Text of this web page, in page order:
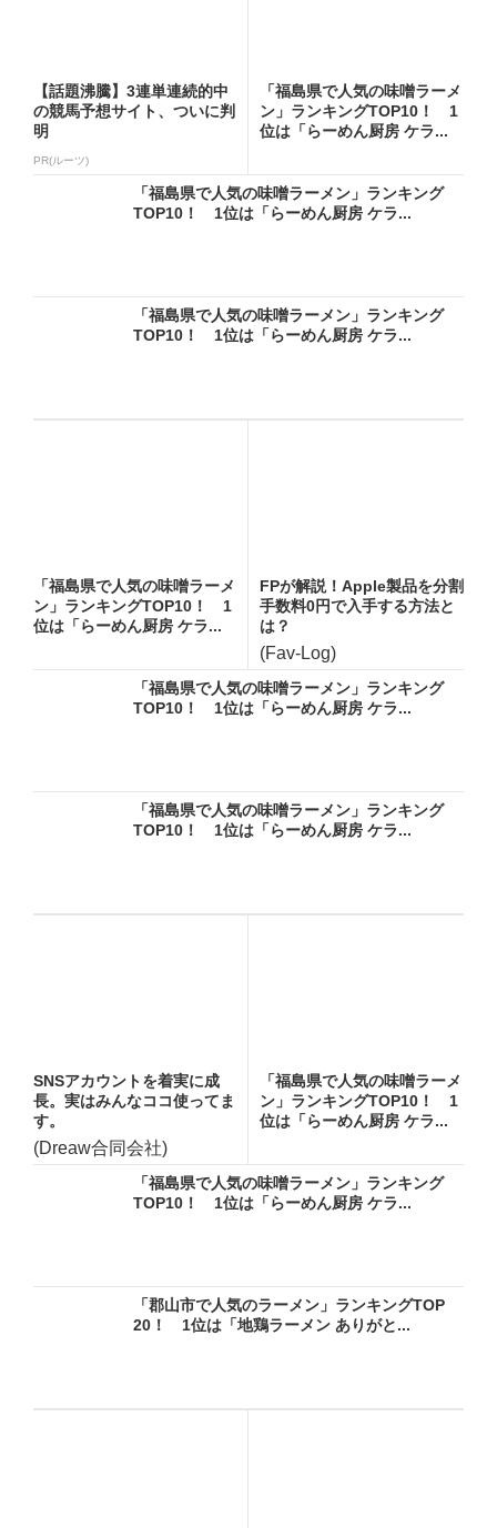
【話題沸騰】3連単連続的中
の競馬予想サイト、ついに判
明
PR(ルーツ)
「福島県で人気の味噌ラーメ
ン」ランキングTOP10！ 1
位は「らーめん厨房 ケラ...
「福島県で人気の味噌ラーメン」ランキング
TOP10！ 1位は「らーめん厨房 ケラ...
「福島県で人気の味噌ラーメン」ランキング
TOP10！ 1位は「らーめん厨房 ケラ...
「福島県で人気の味噌ラーメ
ン」ランキングTOP10！ 1
位は「らーめん厨房 ケラ...
FPが解説！Apple製品を分割
手数料0円で入手する方法と
は？
(Fav-Log)
「福島県で人気の味噌ラーメン」ランキング
TOP10！ 1位は「らーめん厨房 ケラ...
「福島県で人気の味噌ラーメン」ランキング
TOP10！ 1位は「らーめん厨房 ケラ...
SNSアカウントを着実に成
長。実はみんなココ使ってま
す。
(Dreaw合同会社)
「福島県で人気の味噌ラーメ
ン」ランキングTOP10！ 1
位は「らーめん厨房 ケラ...
「福島県で人気の味噌ラーメン」ランキング
TOP10！ 1位は「らーめん厨房 ケラ...
「郡山市で人気のラーメン」ランキングTOP
20！ 1位は「地鶏ラーメン ありがと...